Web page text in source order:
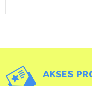
AKSES